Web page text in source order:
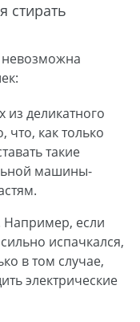
стирать
из деликатного
что, как только
такие
машины-
Например, если
испачкался,
в том случае,
электрические